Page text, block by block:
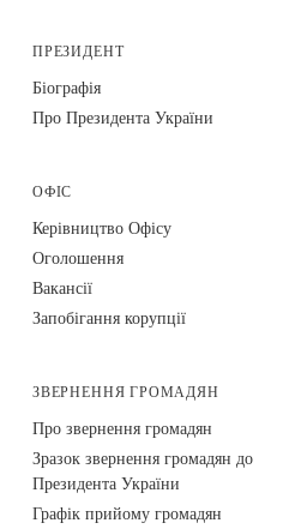
ПРЕЗИДЕНТ
Біографія
Про Президента України
ОФІС
Керівництво Офісу
Оголошення
Вакансії
Запобігання корупції
ЗВЕРНЕННЯ ГРОМАДЯН
Про звернення громадян
Зразок звернення громадян до
Президента України
Графік прийому громадян